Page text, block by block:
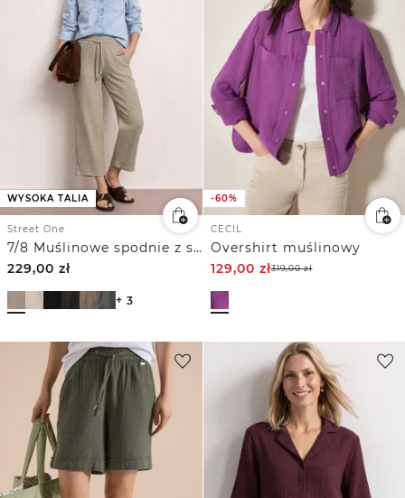
WYSOKA TALIA
Street One
7/8 Muślinowe spodnie z szerokimi nogawkami o luźnym kroju
229,00 zł
+ 3
-60%
CECIL
Overshirt muślinowy
129,00 zł319,00zł